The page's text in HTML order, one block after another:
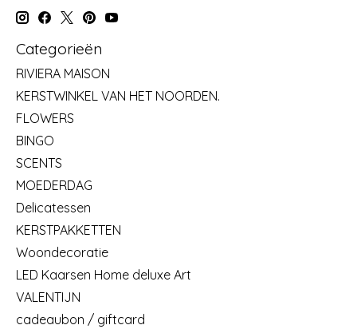
Categorieën
RIVIERA MAISON
KERSTWINKEL VAN HET NOORDEN.
FLOWERS
BINGO
SCENTS
MOEDERDAG
Delicatessen
KERSTPAKKETTEN
Woondecoratie
LED Kaarsen Home deluxe Art
VALENTIJN
cadeaubon / giftcard